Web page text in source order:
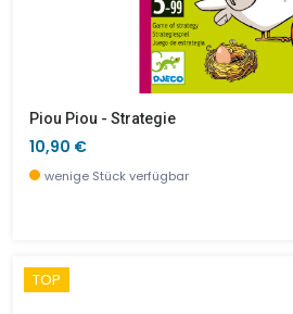
Piou Piou - Strategie
10,90 €
wenige Stück verfügbar
TOP